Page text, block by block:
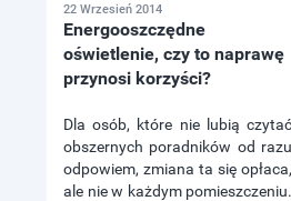
22 Wrzesień 2014
Energooszczędne
oświetlenie, czy to naprawę
przynosi korzyści?
Dla osób, które nie lubią czytać
obszernych poradników od razu
odpowiem, zmiana ta się opłaca,
ale nie w każdym pomieszczeniu.